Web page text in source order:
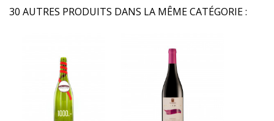
30 AUTRES PRODUITS DANS LA MÊME CATÉGORIE :